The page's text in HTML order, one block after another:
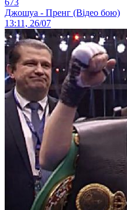
Джошуа - Пренг (Відео бою)
13:11, 26/07